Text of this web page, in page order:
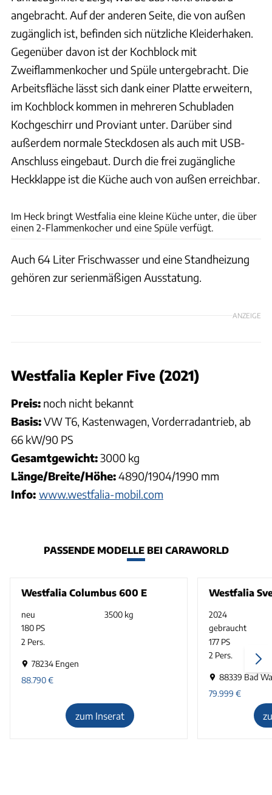
angebracht. Auf der anderen Seite, die von außen
zugänglich ist, befinden sich nützliche Kleiderhaken.
Gegenüber davon ist der Kochblock mit
Zweiflammenkocher und Spüle untergebracht. Die
Arbeitsfläche lässt sich dank einer Platte erweitern,
im Kochblock kommen in mehreren Schubladen
Kochgeschirr und Proviant unter. Darüber sind
außerdem normale Steckdosen als auch mit USB-
Anschluss eingebaut. Durch die frei zugängliche
Heckklappe ist die Küche auch von außen erreichbar.
Im Heck bringt Westfalia eine kleine Küche unter, die über
einen 2-Flammenkocher und eine Spüle verfügt.
Auch 64 Liter Frischwasser und eine Standheizung
gehören zur serienmäßigen Ausstatung.
ANZEIGE
Westfalia Kepler Five (2021)
Preis: noch nicht bekannt
Basis:VW T6, Kastenwagen, Vorderradantrieb, ab
66 kW/90 PS
Gesamtgewicht:3000 kg
Länge/Breite/Höhe:4890/1904/1990 mm
Info: www.westfalia-mobil.com
PASSENDE MODELLE BEI CARAWORLD
Westfalia Columbus 600 E
neu
3500 kg
180 PS
2 Pers.
78234 Engen
88.790€
zum Inserat
Westfalia
2024
gebraucht
177 PS
2 Pers.
88339 Bad
79.999 €